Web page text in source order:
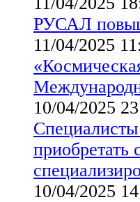
РУСАЛ
11/04/2025
10/04/2025
Специалисты
приобретать
10/04/2025